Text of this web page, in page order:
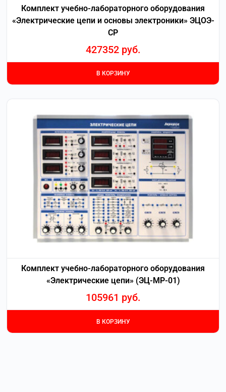
Комплект учебно-лабораторного оборудования
«Электрические цепи и основы электроники» ЭЦОЭ-
СР
427352 руб.
В КОРЗИНУ
Комплект учебно-лабораторного оборудования
«Электрические цепи» (ЭЦ-МР-01)
105961 руб.
В КОРЗИНУ